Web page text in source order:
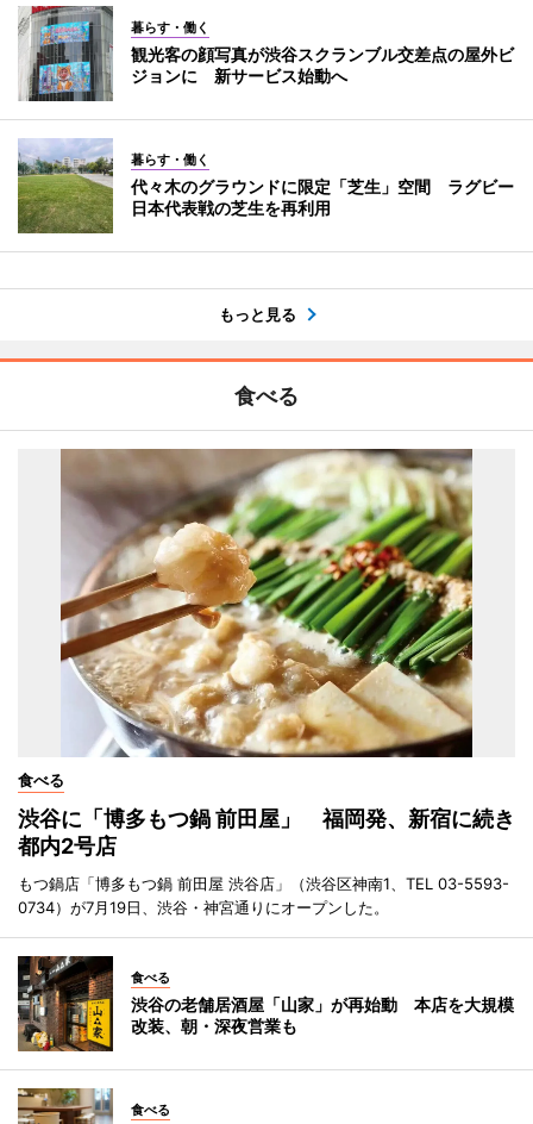
暮らす・働く
観光客の顔写真が渋谷スクランブル交差点の屋外ビ
ジョンに 新サービス始動へ
暮らす・働く
代々木のグラウンドに限定「芝生」空間 ラグビー
日本代表戦の芝生を再利用
もっと見る
食べる
食べる
渋谷に「博多もつ鍋 前田屋」 福岡発、新宿に続き
都内2号店
もつ鍋店「博多もつ鍋 前田屋 渋谷店」（渋谷区神南1、TEL 03-5593-
0734）が7月19日、渋谷・神宮通りにオープンした。
食べる
渋谷の老舗居酒屋「山家」が再始動 本店を大規模
改装、朝・深夜営業も
食べる